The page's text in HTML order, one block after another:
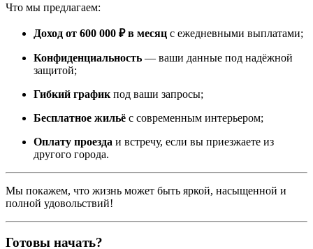
Что мы предлагаем:
Доход от 600 000 ₽ в месяц с ежедневными выплатами;
Конфиденциальность — ваши данные под надёжной
защитой;
Гибкий график под ваши запросы;
Бесплатное жильё с современным интерьером;
Оплату проезда и встречу, если вы приезжаете из
другого города.
Мы покажем, что жизнь может быть яркой, насыщенной и
полной удовольствий!
Готовы начать?